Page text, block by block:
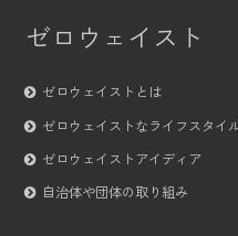
ゼロウェイスト
ゼロウェイストとは
ゼロウェイストなライフスタイ
ゼロウェイストアイディア
自治体や団体の取り組み